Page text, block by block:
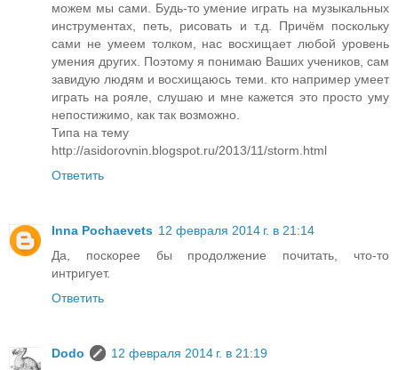
можем мы сами. Будь-то умение играть на музыкальных
инструментах, петь, рисовать и т.д. Причём поскольку
сами не умеем толком, нас восхищает любой уровень
умения других. Поэтому я понимаю Ваших учеников, сам
завидую людям и восхищаюсь теми. кто например умеет
играть на рояле, слушаю и мне кажется это просто уму
непостижимо, как так возможно.
Типа на тему
http://asidorovnin.blogspot.ru/2013/11/storm.html
Ответить
Inna Pochaevets 12 февраля 2014 г. в 21:14
Да, поскорее бы продолжение почитать, что-то
интригует.
Ответить
Dodo
12 февраля 2014 г. в 21:19